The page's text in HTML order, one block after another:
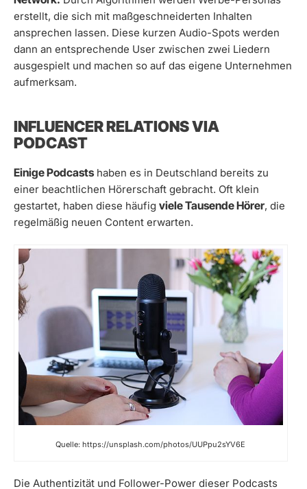
erstellt, die sich mit maßgeschneiderten Inhalten
ansprechen lassen. Diese kurzen Audio-Spots werden
dann an entsprechende User zwischen zwei Liedern
ausgespielt und machen so auf das eigene Unternehmen
aufmerksam.
INFLUENCER RELATIONS VIA
PODCAST
Einige Podcastshaben es in Deutschland bereits zu
einer beachtlichen Hörerschaft gebracht. Oft klein
gestartet, haben diese häufig viele Tausende Hörer, die
regelmäßig neuen Content erwarten.
Quelle: https://unsplash.com/photos/UUPpu2sYV6E
Die Authentizität und Follower-Power dieser Podcasts